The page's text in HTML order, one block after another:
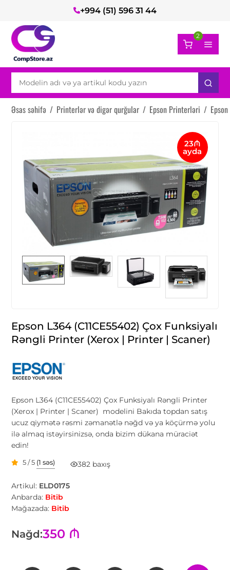
+994 (51) 596 31 44
2
Əsas səhifə / Printerlər və digər qurğular / Epson Printerləri /
23₼
ayda
Epson L364 (C11CE55402) Çox Funksiyalı
Rəngli Printer (Xerox | Printer | Scaner)
Epson L364 (C11CE55402) Çox Funksiyalı Rəngli Printer
(Xerox | Printer | Scaner) modelini Bakıda topdan satış
ucuz qiymətə rəsmi zəmanətlə nəğd və ya köçürmə yolu
ilə almaq istəyirsinizsə, onda bizim dükana müraciət
edin!
5 / 5 (1 səs) 382 baxış
Artikul: ELD0175
Anbarda: Bitib
Mağazada: Bitib
Nağd:350 ₼